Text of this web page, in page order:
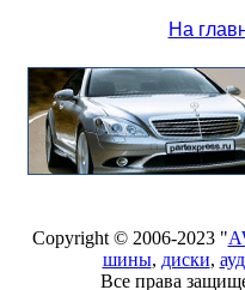
На
Copyright © 2006-2023 "
шины, диски,
Все права